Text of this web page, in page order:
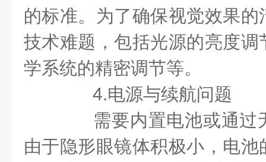
的标准。为了确保视觉效果
技术难题，包括光源的亮度
学系统的精密调节等。
4.电源与续航问题
需要内置电池或通过
由于隐形眼镜体积极小，电